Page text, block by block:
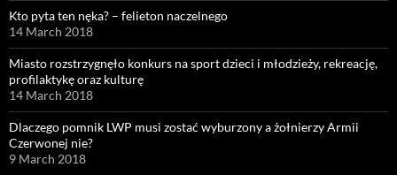
Kto pyta ten nęka? – felieton naczelnego
14 March 2018
Miasto rozstrzygnęło konkurs na sport dzieci i młodzieży, rekreację,
profilaktykę oraz kulturę
14 March 2018
Dlaczego pomnik LWP musi zostać wyburzony a żołnierzy Armii
Czerwonej nie?
9 March 2018